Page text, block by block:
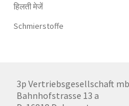
हिलती मेजें
Schmierstoffe
3p Vertriebsgesellschaft
Bahnhofstrasse 13 a